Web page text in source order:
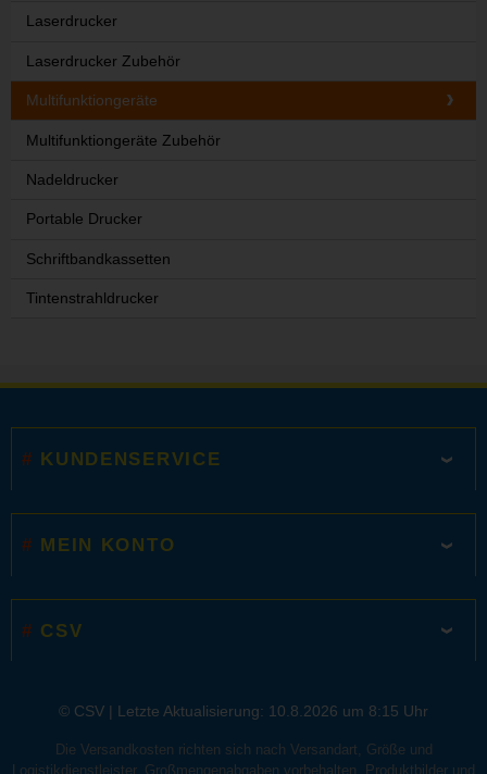
Laserdrucker
Laserdrucker Zubehör
Multifunktiongeräte
Multifunktiongeräte Zubehör
Nadeldrucker
Portable Drucker
Schriftbandkassetten
Tintenstrahldrucker
KUNDENSERVICE
MEIN KONTO
CSV
© CSV | Letzte Aktualisierung: 10.8.2026 um 8:15 Uhr
Die Versandkosten richten sich nach Versandart, Größe und
Logistikdienstleister. Großmengenabgaben vorbehalten. Produktbilder und